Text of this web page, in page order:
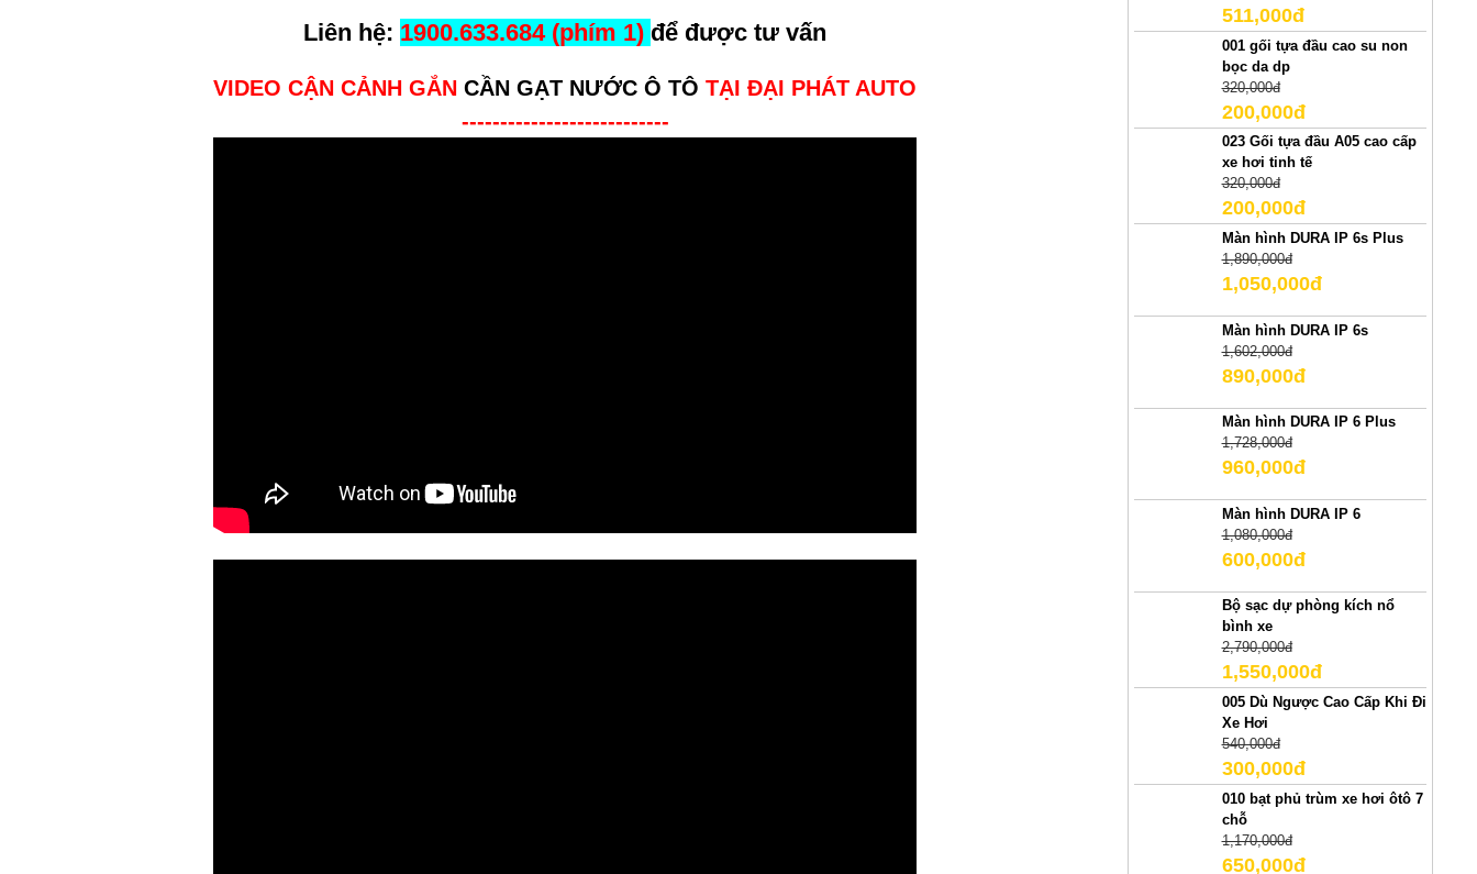
Liên hệ: 1900.633.684 (phím 1) để được tư vấn
VIDEO CẬN CẢNH GẮNCẦN GẠT NƯỚC Ô TÔ TẠI ĐẠI PHÁT AUTO
---------------------------
511,000đ
001 gối tựa đầu cao su non
bọc da dp
320,000đ
200,000đ
023 Gối tựa đầu A05 cao cấp
xe hơi tinh tế
320,000đ
200,000đ
Màn hình DURA IP 6s Plus
1,890,000đ
1,050,000đ
Màn hình DURA IP 6s
1,602,000đ
890,000đ
Màn hình DURA IP 6 Plus
1,728,000đ
960,000đ
Màn hình DURA IP 6
1,080,000đ
600,000đ
Bộ sạc dự phòng kích nổ
bình xe
2,790,000đ
1,550,000đ
005 Dù Ngược Cao Cấp Khi Đi
Xe Hơi
540,000đ
300,000đ
010 bạt phủ trùm xe hơi ôtô 7
chỗ
1,170,000đ
650,000đ